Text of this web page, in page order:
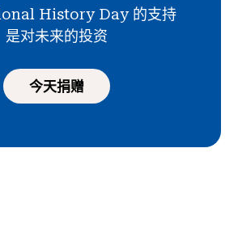
History Day 的支持
是对未来的投资
今天捐赠